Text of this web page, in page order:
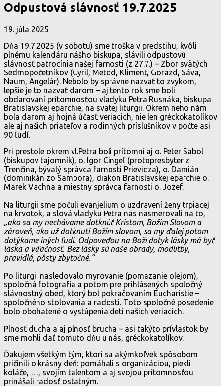
Odpustová slávnosť 19.7.2025
19. júla 2025
Dňa 19.7.2025 (v sobotu) sme troška v predstihu, kvôli
plnému kalendáru nášho biskupa, slávili odpustovú
slávnosť patrocínia našej farnosti (z 27.7.) – Zbor svätých
Sedmopočetníkov (Cyril, Metod, Kliment, Gorazd, Sáva,
Naum, Angelár). Nebolo by správne nazvať to zvykom,
lepšie je to nazvať darom – aj tento rok sme boli
obdarovaní prítomnosťou vladyku Petra Rusnáka, biskupa
Bratislavskej eparchie, na svätej liturgii. Okrem neho nám
bola darom aj hojná účasť veriacich, nie len gréckokatolíkov
ale aj našich priateľov a rodinných príslušníkov v počte asi
90 ľudí.
Pri prestole okrem vl.Petra boli prítomní aj o. Peter Sabol
(biskupov tajomník), o. Igor Cingeľ (protopresbyter z
Trenčína, bývalý správca farnosti Prievidza), o. Damián
(dominikán zo Sampora), diakon Bratislavskej eparchie o.
Marek Vachna a miestny správca farnosti o. Jozef.
Na liturgii sme počuli evanjelium o uzdravení ženy trpiacej
na krvotok, a slová vladyku Petra nás nasmerovali na to,
„ako sa my nechávame dotknúť Kristom, Božím Slovom a
zároveň, ako už dotknutí Božím slovom, sa my ďalej potom
dotýkame iných ľudí. Odpoveďou na Boží dotyk lásky má byť
láska a vďačnosť. Bez lásky sú naše obrady, modlitby,
pravidlá, pôsty zbytočné.“
Po liturgii nasledovalo myrovanie (pomazanie olejom),
spoločná fotografia a potom pre prihlásených spoločný
slávnostný obed, ktorý bol pokračovaním Eucharistie –
spoločného stolovania a radosti. Toto spoločné posedenie
bolo obohatené o vystúpenia detí našich veriacich.
Plnosť ducha a aj plnosť brucha – asi takýto prívlastok by
sme mohli dať tomuto dňu u nás, gréckokatolíkov.
Ďakujem všetkým tým, ktorí sa akýmkoľvek spôsobom
pričinili o krásny deň: pomáhali s organizáciou, piekli
koláče, …, svojím talentom a aj svojou prítomnosťou
prinášali radosť ostatným.